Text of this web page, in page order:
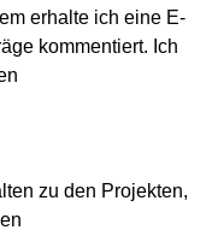
erhalte ich eine E-
kommentiert. Ich
zu den Projekten,